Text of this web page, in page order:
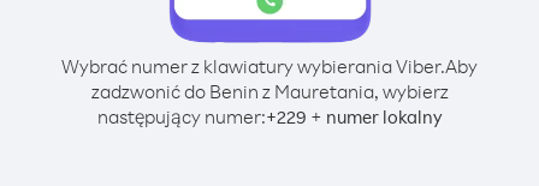
Wybrać numer z klawiatury wybierania Viber.Aby
zadzwonić do Benin z Mauretania, wybierz
następujący numer:+229 + numer lokalny